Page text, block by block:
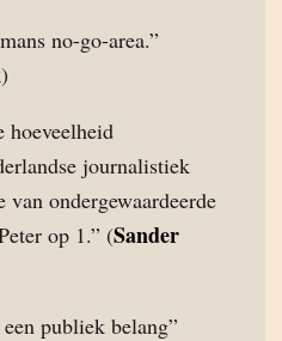
no-go-area.”
)
hoeveelheid
journalistiek
van ondergewaardeerde
op 1.” (Sander
publiek belang”